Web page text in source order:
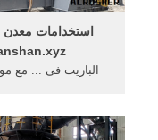
استخدامات معدن
الباريت فى ... مع
...